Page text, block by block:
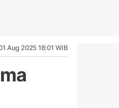
Aug 2025 18:01 WIB